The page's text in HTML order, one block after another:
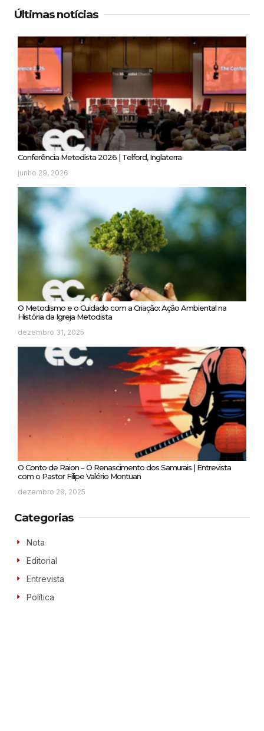
Últimas notícias
Conferência Metodista 2026 | Telford, Inglaterra
junho 29, 2026
O Metodismo e o Cuidado com a Criação: Ação Ambiental na
História da Igreja Metodista
dezembro 31, 2025
O Conto de Raion – O Renascimento dos Samurais | Entrevista
com o Pastor Filipe Valério Montuan
dezembro 29, 2025
Categorias
Nota
Editorial
Entrevista
Política